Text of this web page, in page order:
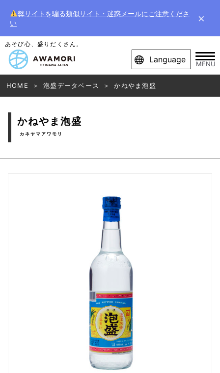
弊サイトを騙る類似サイト・迷惑メールにご注意くださ
い
×
あそび心、盛りだくさん。
Language MENU
HOME 泡盛データベース かねやま泡盛
かねやま泡盛
カネヤマアワモリ